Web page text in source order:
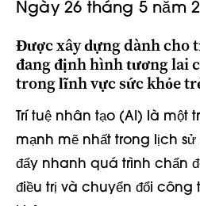
Ngày 26 tháng 5 năm
Được xây dựng dành cho
đang định hình tương lai
trong lĩnh vực sức khỏe
Trí tuệ nhân tạo (AI) là
mạnh mẽ nhất trong lịch
đẩy nhanh quá trình chẩn
điều trị và chuyển đổi công